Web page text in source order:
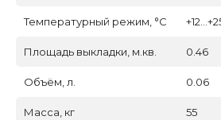
Температурный режим, °C
Площадь выкладки, м.кв. 0.46
Объём, л. 0.06
Масса, кг 55